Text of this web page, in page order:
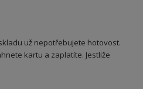
už nepotřebujete hotovost.
kartu a zaplatíte. Jestliže